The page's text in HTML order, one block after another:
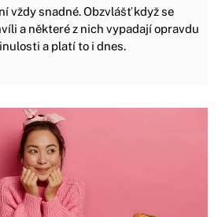
vždy snadné. Obzvlášť když se
a některé z nich vypadají opravdu
a platí to i dnes.